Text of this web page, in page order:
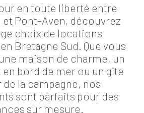
en toute liberté entre
et Pont-Aven, découvrez
choix de locations
Bretagne Sud. Que vous
maison de charme, un
bord de mer ou un gîte
la campagne, nos
sont parfaits pour des
sur mesure.